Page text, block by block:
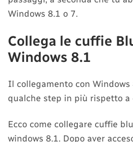
Windows 8.1 o 7.
Collega le cuffie
Windows 8.1
Il collegamento con Windows
qualche step in più rispetto
Ecco come collegare cuffie
windows 8.1. Dopo aver